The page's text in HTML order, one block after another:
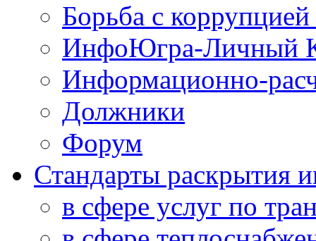
Борьба с
ИнфоЮгра-Личный
Информационно-
Должники
Форум
Стандарты раскрытия
в сфере услуг по